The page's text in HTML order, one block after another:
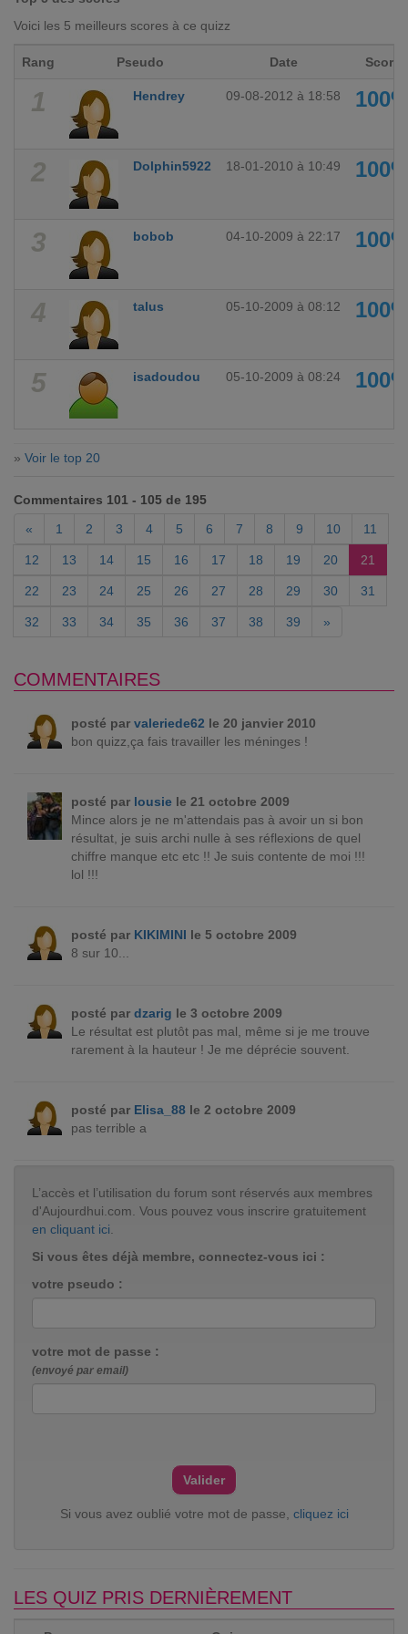
Voici les 5 meilleurs scores à ce quizz
Rang Pseudo Date Score
1 Hendrey 09-08-2012 à 18:58
2 Dolphin5922 18-01-2010 à 10:49
3 bobob 04-10-2009 à 22:17
4 talus 05-10-2009 à 08:12
5 isadoudou 05-10-2009 à 08:24
» Voir le top 20
Commentaires 101 - 105 de 195
«
1 2 3 4 5 6 7 8 9 10 11
12 13 14 15 16 17 18 19 20 21
22 23 24 25 26 27 28 29 30 31
32 33 34 35 36 37 38 39 »
COMMENTAIRES
posté par valeriede62 le 20 janvier 2010
bon quizz,ça fais travailler les méninges !
posté par lousiele 21 octobre 2009
Mince alors je ne m'attendais pas à avoir un si bon
résultat, je suis archi nulle à ses réflexions de quel
chiffre manque etc etc !! Je suis contente de moi !!!
lol !!!
posté par KIKIMINI le 5 octobre 2009
8 sur 10...
posté par dzarig le 3 octobre 2009
Le résultat est plutôt pas mal, même si je me trouve
rarement à la hauteur ! Je me déprécie souvent.
posté par Elisa_88le 2 octobre 2009
pas terrible a
L’accès et l’utilisation du forum sont réservés aux membres
d'Aujourdhui.com. Vous pouvez vous inscrire gratuitement
en cliquant ici
Si vous êtes déjà membre, connectez-vous ici :
votre pseudo :
votre mot de passe :
(envoyé par email)
Si vous avez oublié votre mot de passe, cliquez ici
LES QUIZ PRIS DERNIÈREMENT